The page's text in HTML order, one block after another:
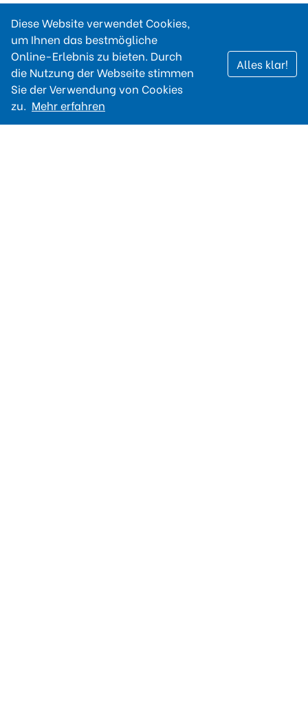
Diese Website verwendet Cookies,
um Ihnen das bestmögliche
Online-Erlebnis zu bieten. Durch
die Nutzung der Webseite stimmen
Sie der Verwendung von Cookies
zu. Mehr erfahren
Alles klar!